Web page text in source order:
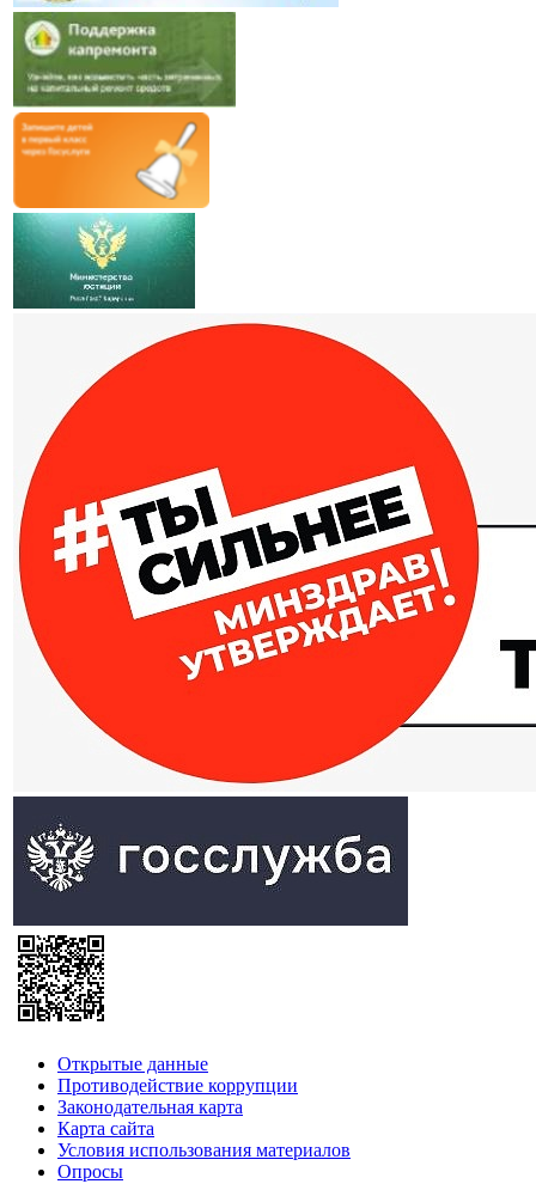
Открытые данные
Противодействие коррупции
Законодательная карта
Карта сайта
Условия использования материалов
Опросы